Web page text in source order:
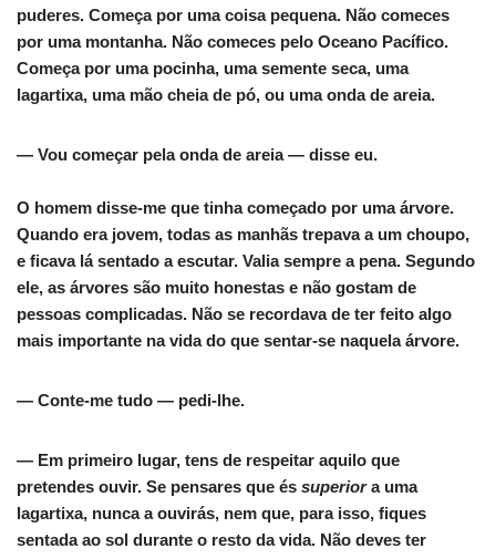
puderes. Começa por uma coisa pequena. Não comeces
por uma montanha. Não comeces pelo Oceano Pacífico.
Começa por uma pocinha, uma semente seca, uma
lagartixa, uma mão cheia de pó, ou uma onda de areia.
— Vou começar pela onda de areia — disse eu.
O homem disse-me que tinha começado por uma árvore.
Quando era jovem, todas as manhãs trepava a um choupo,
e ficava lá sentado a escutar. Valia sempre a pena. Segundo
ele, as árvores são muito honestas e não gostam de
pessoas complicadas. Não se recordava de ter feito algo
mais importante na vida do que sentar-se naquela árvore.
— Conte-me tudo — pedi-lhe.
— Em primeiro lugar, tens de respeitar aquilo que
pretendes ouvir. Se pensares que és superiora uma
lagartixa, nunca a ouvirás, nem que, para isso, fiques
sentada ao sol durante o resto da vida. Não deves ter